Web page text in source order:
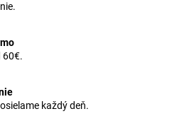
60€.
každý deň.